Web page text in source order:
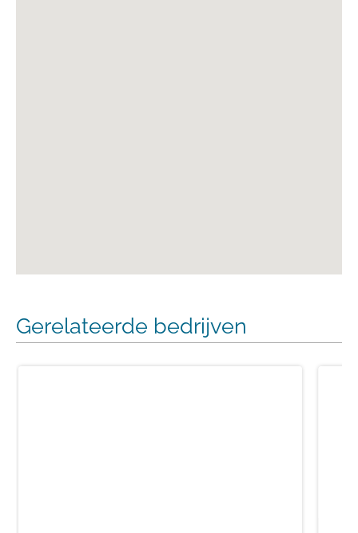
Gerelateerde bedrijven